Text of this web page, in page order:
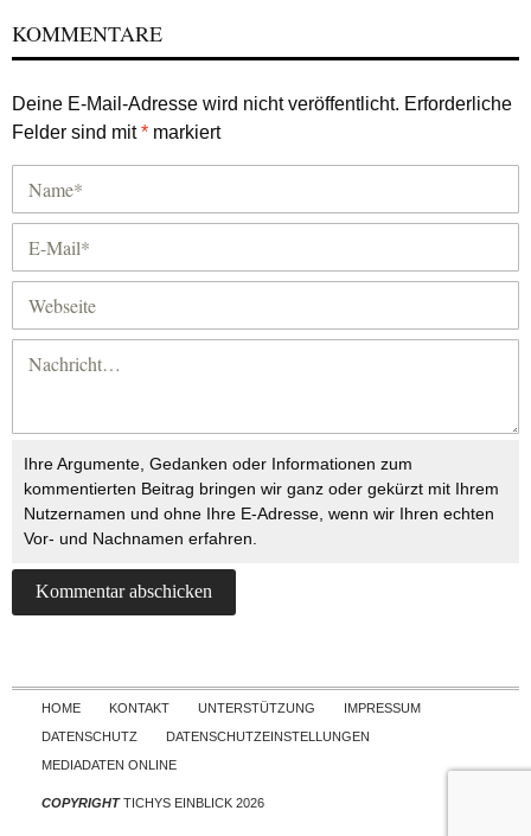
KOMMENTARE
Deine E-Mail-Adresse wird nicht veröffentlicht. Erforderliche
Felder sind mit* markiert
Ihre Argumente, Gedanken oder Informationen zum
kommentierten Beitrag bringen wir ganz oder gekürzt mit Ihrem
Nutzernamen und ohne Ihre E-Adresse, wenn wir Ihren echten
Vor- und Nachnamen erfahren.
Skip to content
HOME KONTAKT UNTERSTÜTZUNG
IMPRESSUM
DATENSCHUTZ
DATENSCHUTZEINSTELLUNGEN
MEDIADATEN ONLINE
COPYRIGHTTICHYS EINBLICK 2026